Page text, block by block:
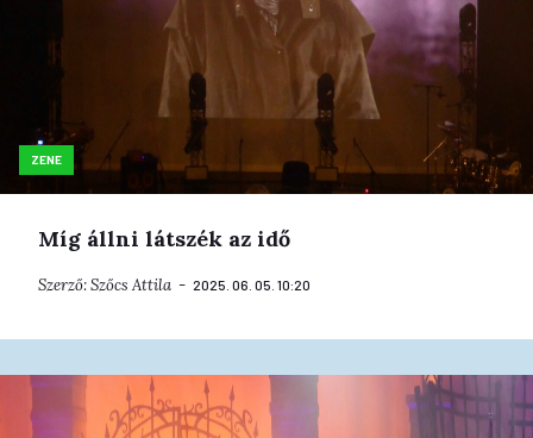
ZENE
Míg állni látszék az idő
Szerző:Szőcs Attila 2025. 06. 05. 10:20